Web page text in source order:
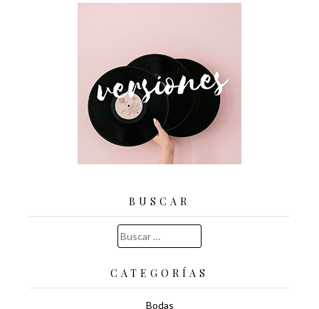
BUSCAR
Buscar:
CATEGORÍAS
Bodas